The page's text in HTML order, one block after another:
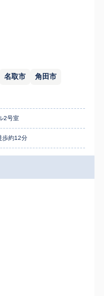
名取市
角田市
2号室
歩約12分